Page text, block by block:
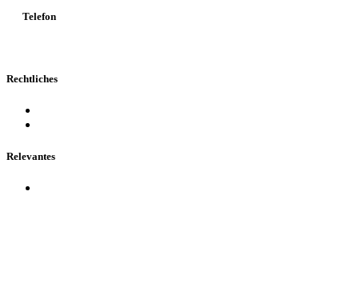
Telefon
Rechtliches
Relevantes